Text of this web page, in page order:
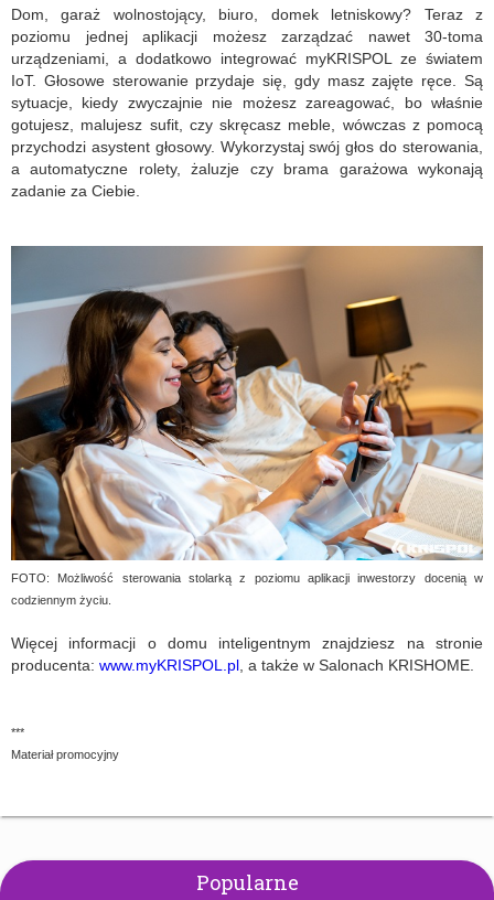
Dom, garaż wolnostojący, biuro, domek letniskowy? Teraz z
poziomu jednej aplikacji możesz zarządzać nawet 30-toma
urządzeniami, a dodatkowo integrować myKRISPOL ze światem
IoT. Głosowe sterowanie przydaje się, gdy masz zajęte ręce. Są
sytuacje, kiedy zwyczajnie nie możesz zareagować, bo właśnie
gotujesz, malujesz sufit, czy skręcasz meble, wówczas z pomocą
przychodzi asystent głosowy. Wykorzystaj swój głos do sterowania,
a automatyczne rolety, żaluzje czy brama garażowa wykonają
zadanie za Ciebie.
FOTO: Możliwość sterowania stolarką z poziomu aplikacji inwestorzy docenią w
codziennym życiu.
Więcej informacji o domu inteligentnym znajdziesz na stronie
producenta: www.myKRISPOL.pl , a także w Salonach KRISHOME.
***
Materiał promocyjny
Popularne